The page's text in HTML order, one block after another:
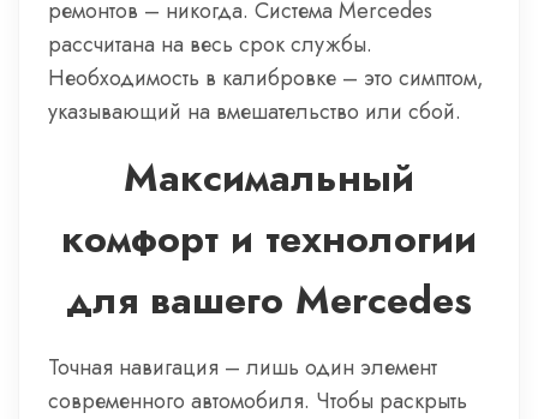
ремонтов – никогда. Система Mercedes
рассчитана на весь срок службы.
Необходимость в калибровке – это симптом,
указывающий на вмешательство или сбой.
Максимальный
комфорт и технологии
для вашего Mercedes
Точная навигация – лишь один элемент
современного автомобиля. Чтобы раскрыть